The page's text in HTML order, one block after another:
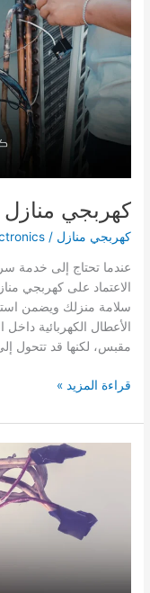
كهربجي منازل
كهربجي منازل /
عندما تحتاج إلى خدمة
الاعتماد على كهربجي
سلامة منزلك ويضمن
الأعطال الكهربائية
مقبس، لكنها قد تتحول
كهربجي
ميناء
عبد
قراءة المزيد »